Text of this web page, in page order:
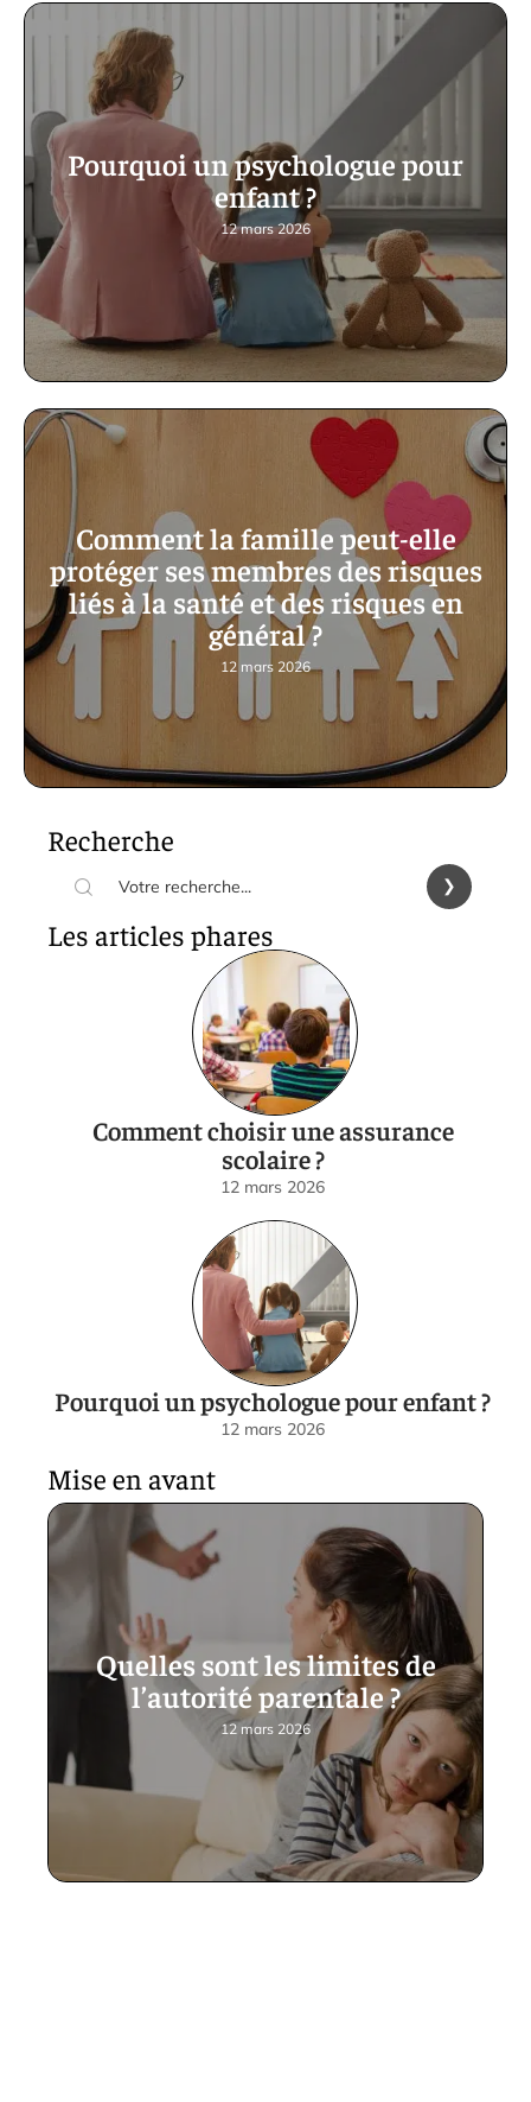
Pourquoi un psychologue pour
enfant ?
12 mars 2026
Comment la famille peut-elle
protéger ses membres des risques
liés à la santé et des risques en
général ?
12 mars 2026
Recherche
Les articles phares
Comment choisir une assurance
scolaire ?
12 mars 2026
Pourquoi un psychologue pour enfant ?
12 mars 2026
Mise en avant
Quelles sont les limites de
l’autorité parentale ?
12 mars 2026